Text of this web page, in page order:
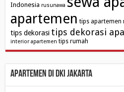
Indonesia rusunawa
apartemen tips apartemen
tips dekorasi tips dekorasi
interior apartemen tips rumah
Apartemen di DKI Jakarta